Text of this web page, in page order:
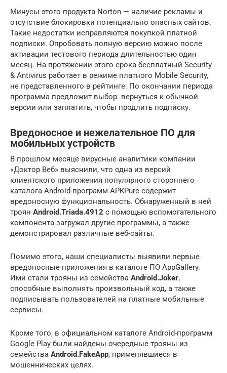
Минусы этого продукта Norton — наличие рекламы и
отсутствие блокировки потенциально опасных сайтов.
Такие недостатки исправляются покупкой платной
подписки. Опробовать полную версию можно после
активации тестового периода длительностью один
месяц. На протяжении этого срока бесплатный Security
& Antivirus работает в режиме платного Mobile Security,
не представленного в рейтинге. По окончании периода
программа предложит выбор: вернуться к обычной
версии или заплатить, чтобы продлить подписку.
Вредоносное и нежелательное ПО для
мобильных устройств
В прошлом месяце вирусные аналитики компании
«Доктор Веб» выяснили, что одна из версий
клиентского приложения популярного стороннего
каталога Android-программ APKPure содержит
вредоносную функциональность. Обнаруженный в ней
троян Android.Triada.4912 с помощью вспомогательного
компонента загружал другие программы, а также
демонстрировал различные веб-сайты.
Помимо этого, наши специалисты выявили первые
вредоносные приложения в каталоге ПО AppGallery.
Ими стали трояны из семейства Android.Joker,
способные выполнять произвольный код, а также
подписывать пользователей на платные мобильные
сервисы.
Кроме того, в официальном каталоге Android-программ
Google Play были найдены очередные трояны из
семейства Android.FakeApp, применявшиеся в
мошеннических целях.